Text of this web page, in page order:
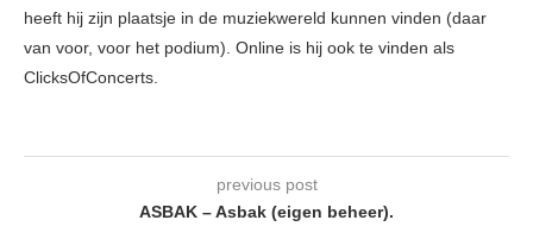
heeft hij zijn plaatsje in de muziekwereld kunnen vinden (daar
van voor, voor het podium). Online is hij ook te vinden als
ClicksOfConcerts.
previous post
ASBAK – Asbak (eigen beheer) .